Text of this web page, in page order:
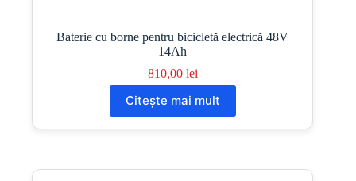
Baterie cu borne pentru bicicletă electrică 48V
14Ah
810,00 lei
Citește mai mult